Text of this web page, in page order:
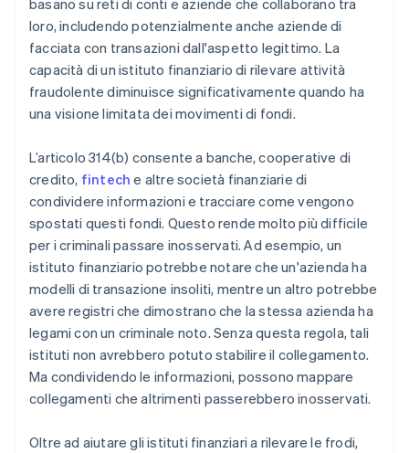
basano su reti di conti e aziende che collaborano tra
loro, includendo potenzialmente anche aziende di
facciata con transazioni dall'aspetto legittimo. La
capacità di un istituto finanziario di rilevare attività
fraudolente diminuisce significativamente quando ha
una visione limitata dei movimenti di fondi.
L’articolo 314(b) consente a banche, cooperative di
credito, fintech e altre società finanziarie di
condividere informazioni e tracciare come vengono
spostati questi fondi. Questo rende molto più difficile
per i criminali passare inosservati. Ad esempio, un
istituto finanziario potrebbe notare che un'azienda ha
modelli di transazione insoliti, mentre un altro potrebbe
avere registri che dimostrano che la stessa azienda ha
legami con un criminale noto. Senza questa regola, tali
istituti non avrebbero potuto stabilire il collegamento.
Ma condividendo le informazioni, possono mappare
collegamenti che altrimenti passerebbero inosservati.
Oltre ad aiutare gli istituti finanziari a rilevare le frodi,